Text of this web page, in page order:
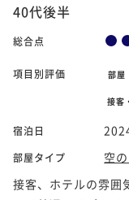
40代後半
総合点
項目別評価 部屋
接客
宿泊日
部屋タイプ
空
接客、ホテルの雰囲